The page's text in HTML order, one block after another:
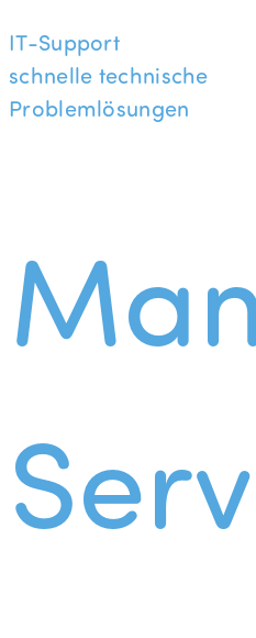
IT-Support
schnelle technische
Problemlösungen